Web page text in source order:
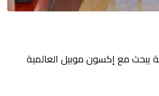
يبحث مع إكسون موبيل العالمية